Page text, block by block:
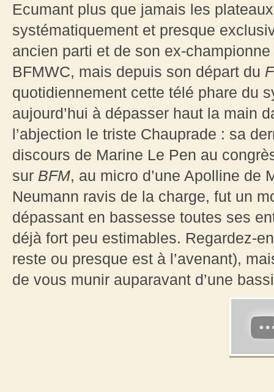
Ecumant plus que jamais les
systématiquement et presque
ancien parti et de son ex-
BFMWC, mais depuis son départ du
quotidiennement cette télé phare du
aujourd’hui à dépasser haut la main
l’abjection le triste Chauprade : sa
discours de Marine Le Pen au
sur BFM, au micro d’une Apolline de
Neumann ravis de la charge, fut un
dépassant en bassesse toutes ses
déjà fort peu estimables. Regardez-
reste ou presque est à l’avenant),
de vous munir auparavant d’une